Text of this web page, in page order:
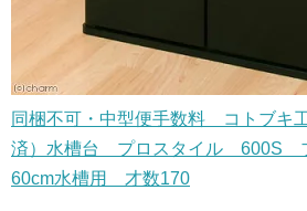
同梱不可・中型便手数料 コトブ
済）水槽台 プロスタイル 600S
60cm水槽用 才数170